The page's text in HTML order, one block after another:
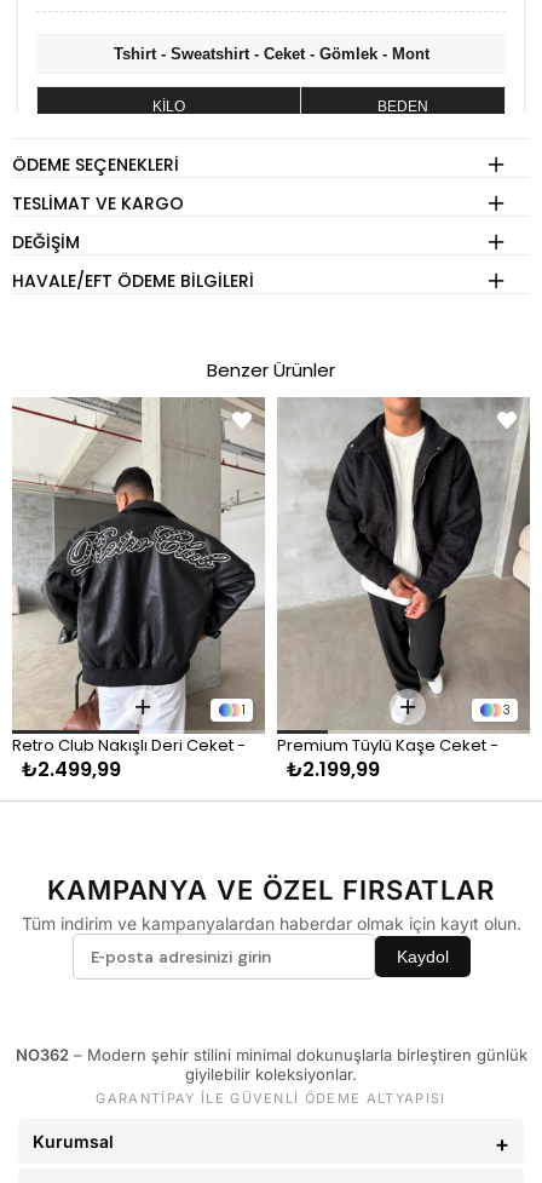
Tshirt - Sweatshirt - Ceket - Gömlek - Mont
KİLO BEDEN
60 - 74 kg S
75 - 84 kg M
85 - 89 kg L
90 - 110 kg
Pantolon
KİLO BEDEN
60 - 65 kg 29
66 - 71 kg 30
72 - 77 kg
78 - 82 kg 32
34
94 - 110 kg 36
ÖDEME SEÇENEKLERI
TESLIMAT VE KARGO
DEĞIŞIM
HAVALE/EFT ÖDEME BILGILERI
Benzer Ürünler
1
Retro Club Nakışlı Deri Ceket -
Siyah
₺2.499,99
3
Premium Tüylü Kaşe Ceket -
Siyah
₺2.199,99
KAMPANYA VE ÖZEL FIRSATLAR
Tüm indirim ve kampanyalardan haberdar olmak için kayıt olun.
Kaydol
NO362– Modern şehir stilini minimal dokunuşlarla birleştiren günlük
giyilebilir koleksiyonlar.
GARANTİPAY İLE GÜVENLİ ÖDEME ALTYAPISI
Kurumsal